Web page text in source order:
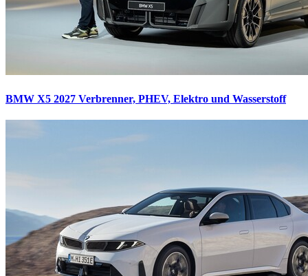
BMW X5 2027 Verbrenner, PHEV, Elektro und Wasserstoff